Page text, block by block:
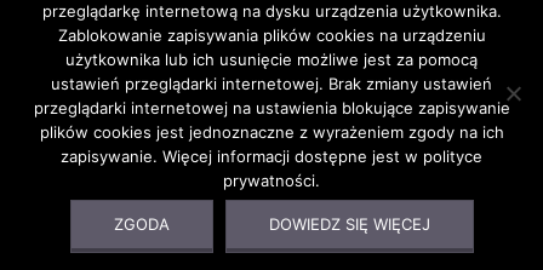
Digital Karabela – Andrzej Kilijański
76-015 Wyszebórz 32, Poland
https://digitalkarabela.com
Kontakt
przeglądarkę internetową na dysku urządzenia użytkownika.
Zablokowanie zapisywania plików cookies na urządzeniu
użytkownika lub ich usunięcie możliwe jest za pomocą
ustawień przeglądarki internetowej. Brak zmiany ustawień
przeglądarki internetowej na ustawienia blokujące zapisywanie
plików cookies jest jednoznaczne z wyrażeniem zgody na ich
zapisywanie. Więcej informacji dostępne jest w polityce
prywatności.
ZGODA DOWIEDZ SIĘ WIĘCEJ